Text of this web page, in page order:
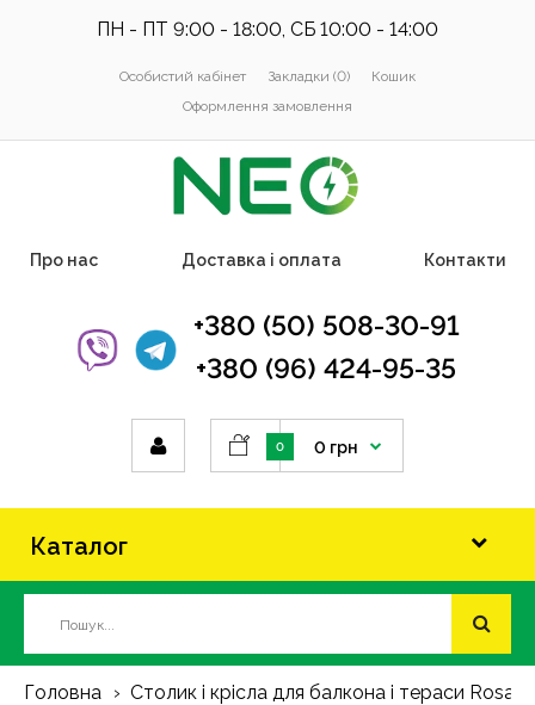
ПН - ПТ 9:00 - 18:00, СБ 10:00 - 14:00
Особистий кабінет Закладки (0)
Кошик
Оформлення замовлення
Про нас Доставка і оплата Контакти
+380 (50) 508-30-91
+380 (96) 424-95-35
0 0 грн
Каталог
Головна Столик і крісла для балкона і тераси